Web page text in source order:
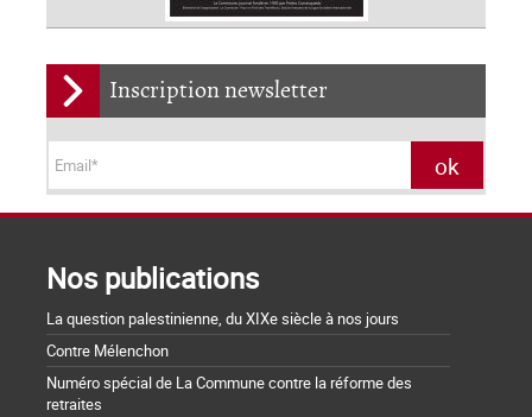
Inscription newsletter
Nos publications
La question palestinienne, du XIXe siècle à nos jours
Contre Mélenchon
Numéro spécial de La Commune contre la réforme des
retraites